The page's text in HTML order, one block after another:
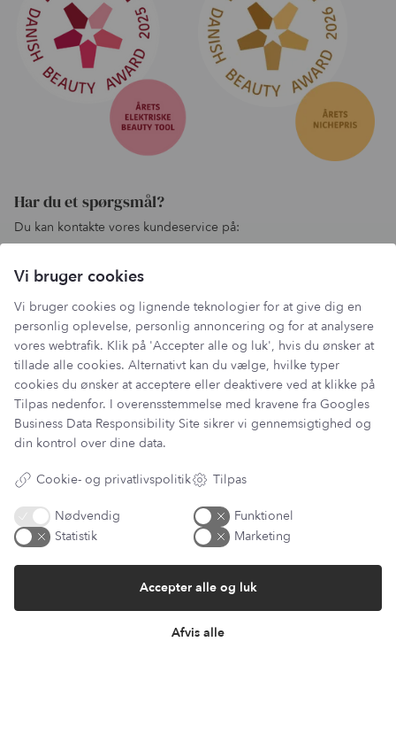
Har du et spørgsmål?
Du kan kontakte vores kundeservice på:
Telefon & mail besvares I tidsrummet:
+45 60 13 27 49
Information
Min Konto
Handelsbetingelser
Returnering & ombytning
Persondatapolitik
Om os
Sitemap
Fortryd køb
Vi bruger cookies
Vi bruger cookies og lignende teknologier for at give dig en
personlig oplevelse, personlig annoncering og for at analysere
vores webtrafik. Klik på 'Accepter alle og luk', hvis du ønsker at
tillade alle cookies. Alternativt kan du vælge, hvilke typer
cookies du ønsker at acceptere eller deaktivere ved at klikke på
Tilpas nedenfor. I overensstemmelse med kravene fra Googles
Business Data Responsibility Site sikrer vi gennemsigtighed og
din kontrol over dine data.
Cookie- og privatlivspolitik Tilpas
Nødvendig
Funktionel
Statistik
Marketing
Afvis alle
Accepter alle og luk